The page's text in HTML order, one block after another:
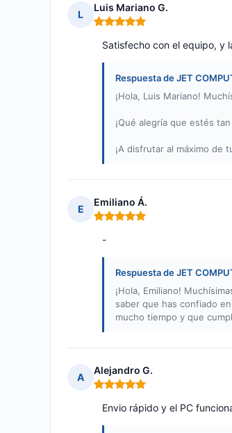
L
Luis Mariano G.
Nota: 5 de 5
Satisfecho con el equipo, y
Respuesta de JET
¡Hola, Luis Mariano!
¡Qué alegría que estés
¡A disfrutar al máximo de
E
Emiliano Á.
Nota: 5 de 5
-
Respuesta de JET
¡Hola, Emiliano!
saber que has confiado
mucho tiempo y que
A
Alejandro G.
Nota: 5 de 5
Envio rápido y el PC